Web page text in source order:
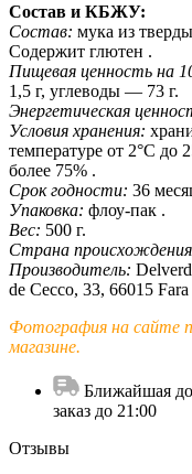
Состав и КБЖУ:
Состав: мука из
Содержит глютен .
Пищевая ценность на
1,5 г, углеводы — 73 г.
Энергетическая
Условия хранения:
температуре от 2°C до
более 75% .
Срок годности: 36
Упаковка: флоу-пак .
Вес: 500 г.
Страна
Производитель:
de Cecco, 33, 66015
Фотография на сайте
магазине.
Ближайшая
заказ до 21:00
Отзывы